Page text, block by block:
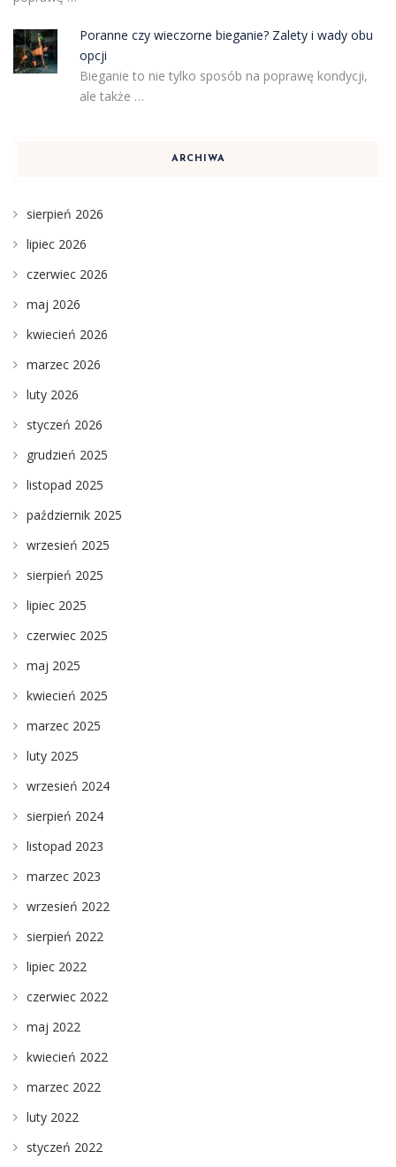
Poranne czy wieczorne bieganie? Zalety i wady obu
opcji
Bieganie to nie tylko sposób na poprawę kondycji,
ale także …
ARCHIWA
sierpień 2026
lipiec 2026
czerwiec 2026
maj 2026
kwiecień 2026
marzec 2026
luty 2026
styczeń 2026
grudzień 2025
listopad 2025
październik 2025
wrzesień 2025
sierpień 2025
lipiec 2025
czerwiec 2025
maj 2025
kwiecień 2025
marzec 2025
luty 2025
wrzesień 2024
sierpień 2024
listopad 2023
marzec 2023
wrzesień 2022
sierpień 2022
lipiec 2022
czerwiec 2022
maj 2022
kwiecień 2022
marzec 2022
luty 2022
styczeń 2022